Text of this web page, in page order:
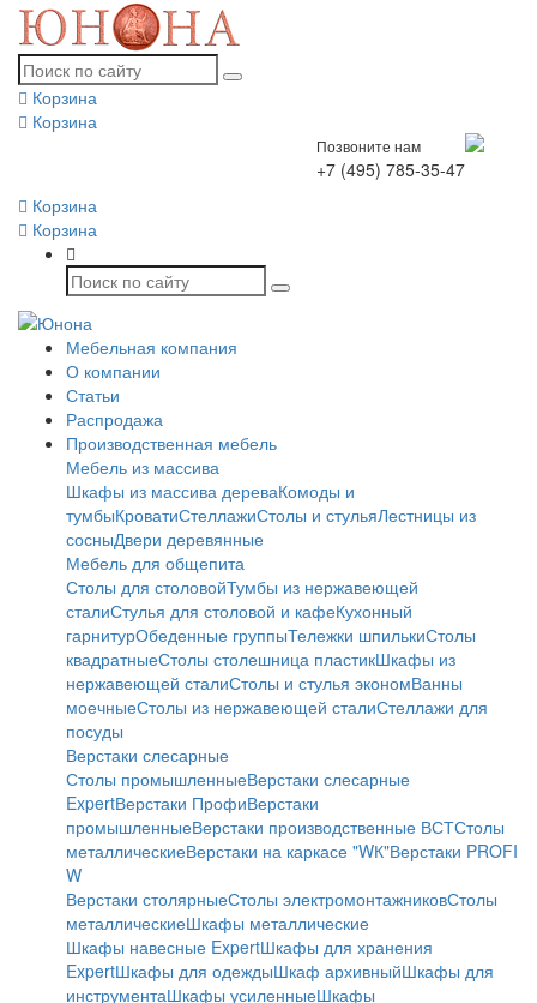
Корзина
Корзина
Позвоните нам
+7 (495) 785-35-47
Корзина
Корзина
Мебельная компания
О компании
Статьи
Распродажа
Производственная мебель
Мебель из массива
Шкафы из массива дереваКомоды и
тумбыКроватиСтеллажиСтолы и стульяЛестницы из
сосныДвери деревянные
Мебель для общепита
Столы для столовойТумбы из нержавеющей
сталиСтулья для столовой и кафеКухонный
гарнитурОбеденные группыТележки шпилькиСтолы
квадратныеСтолы столешница пластикШкафы из
нержавеющей сталиСтолы и стулья экономВанны
моечныеСтолы из нержавеющей сталиСтеллажи для
посуды
Верстаки слесарные
Столы промышленныеВерстаки слесарные
ExpertВерстаки ПрофиВерстаки
промышленныеВерстаки производственные ВСТСтолы
металлическиеВерстаки на каркасе "WК"Верстаки PROFI
W
Верстаки столярныеСтолы электромонтажниковСтолы
металлическиеШкафы металлические
Шкафы навесные ExpertШкафы для хранения
ExpertШкафы для одеждыШкаф архивныйШкафы для
инструментаШкафы усиленныеШкафы